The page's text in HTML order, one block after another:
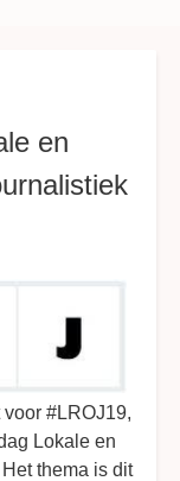
en
#LROJ19,
Lokale en
thema is dit